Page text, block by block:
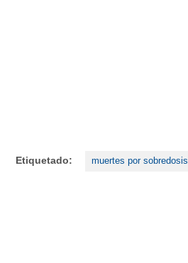
Etiquetado: muertes por sobredosis